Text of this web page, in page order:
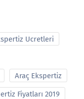
Ucretleri
Araç Ekspertiz
Fiyatları 2019